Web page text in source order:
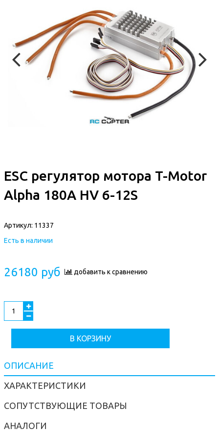
ESC регулятор мотора T-Motor
Alpha 180A HV 6-12S
Артикул: 11337
Есть в наличии
26180 руб добавить к сравнению
В КОРЗИНУ
ОПИСАНИЕ
ХАРАКТЕРИСТИКИ
СОПУТСТВУЮЩИЕ ТОВАРЫ
АНАЛОГИ